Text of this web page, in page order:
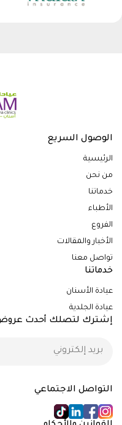
الوصول السريع
الرئيسية
من نحن
خدماتنا
الأطباء
الفروع
الأخبار والمقالات
تواصل معنا
خدماتنا
عيادة الأسنان
عيادة الجلدية
إشترك لتصلك أحدث
التواصل الاجتماعي